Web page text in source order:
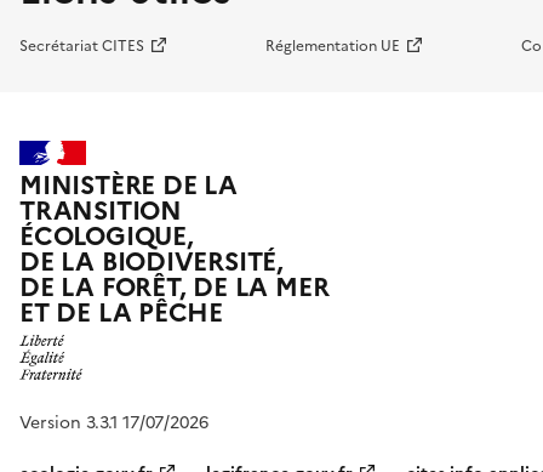
Secrétariat CITES Réglementation UE
MINISTÈRE DE LA
TRANSITION
ÉCOLOGIQUE,
DE LA BIODIVERSITÉ,
DE LA FORÊT, DE LA MER
ET DE LA PÊCHE
Version 3.3.1 17/07/2026